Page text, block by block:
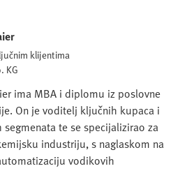
klijentima
KG
ima MBA i diplomu iz poslovne
On je voditelj ključnih kupaca i
te se specijalizirao za
industriju, s naglaskom na
vodikovih